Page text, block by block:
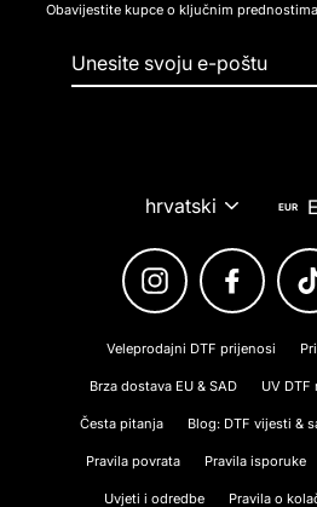
Obavijestite kupce o ključnim
hrvatski
Instagram Facebook
Veleprodajni DTF prijenosi
Brza dostava EU & SAD UV DTF
Česta pitanja Blog: DTF vijesti &
Pravila povrata Pravila isporuke
Uvjeti i odredbe Pravila o